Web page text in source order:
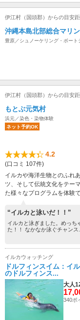
伊江村（国頭郡）からの目安
沖縄本島北部総合マ
豊原／シュノーケリング・ボート
伊江村（国頭郡）からの目安
もとぶ元気村
浜元／染色・染物体験
ネット予約OK
4.2
(口コミ 107件)
イルカや海洋生物とのふれ
ツ、そして伝統文化をテー
た様々なプログラムを体験で
“イルカと泳いだ！！”
イルカと泳ぎました。めっち
た！！ なかなか泳ぐチャンス...
イルカウォッチング
ドルフィンスイム：イ
のドルフィンス...
大人
340ポ